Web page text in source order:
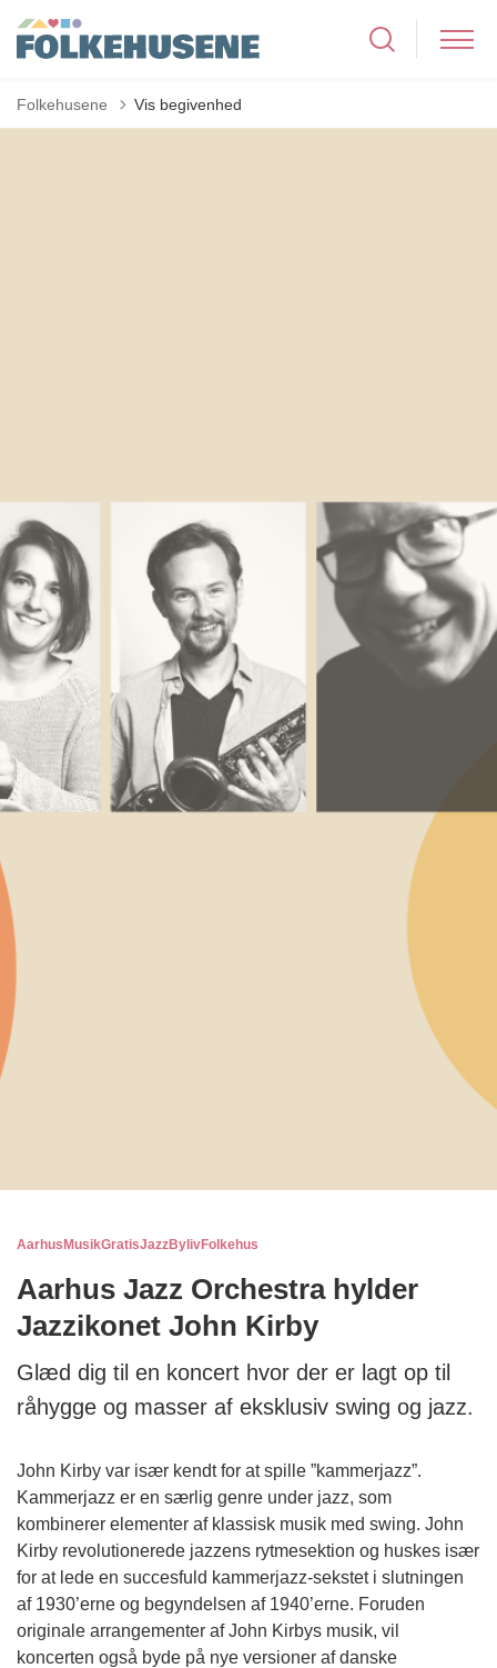
Folkehusene Vis begivenhed
AarhusMusikGratisJazzBylivFolkehus
Aarhus Jazz Orchestra hylder
Jazzikonet John Kirby
Glæd dig til en koncert hvor der er lagt op til
råhygge og masser af eksklusiv swing og jazz.
John Kirby var især kendt for at spille ”kammerjazz”.
Kammerjazz er en særlig genre under jazz, som
kombinerer elementer af klassisk musik med swing. John
Kirby revolutionerede jazzens rytmesektion og huskes især
for at lede en succesfuld kammerjazz-sekstet i slutningen
af 1930’erne og begyndelsen af 1940’erne. Foruden
originale arrangementer af John Kirbys musik, vil
koncerten også byde på nye versioner af danske